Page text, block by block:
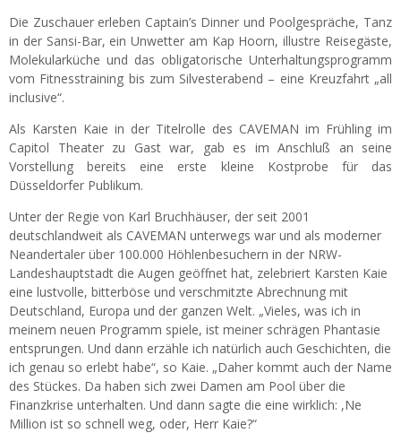
Die Zuschauer erleben Captain’s Dinner und Poolgespräche, Tanz
in der Sansi-Bar, ein Unwetter am Kap Hoorn, illustre Reisegäste,
Molekularküche und das obligatorische Unterhaltungsprogramm
vom Fitnesstraining bis zum Silvesterabend – eine Kreuzfahrt „all
inclusive“.
Als Karsten Kaie in der Titelrolle des CAVEMAN im Frühling im
Capitol Theater zu Gast war, gab es im Anschluß an seine
Vorstellung bereits eine erste kleine Kostprobe für das
Düsseldorfer Publikum.
Unter der Regie von Karl Bruchhäuser, der seit 2001
deutschlandweit als CAVEMAN unterwegs war und als moderner
Neandertaler über 100.000 Höhlenbesuchern in der NRW-
Landeshauptstadt die Augen geöffnet hat, zelebriert Karsten Kaie
eine lustvolle, bitterböse und verschmitzte Abrechnung mit
Deutschland, Europa und der ganzen Welt. „Vieles, was ich in
meinem neuen Programm spiele, ist meiner schrägen Phantasie
entsprungen. Und dann erzähle ich natürlich auch Geschichten, die
ich genau so erlebt habe“, so Kaie. „Daher kommt auch der Name
des Stückes. Da haben sich zwei Damen am Pool über die
Finanzkrise unterhalten. Und dann sagte die eine wirklich: ,Ne
Million ist so schnell weg, oder, Herr Kaie?“